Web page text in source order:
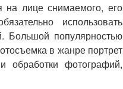
на лице снимаемого, его
использовать
Большой популярностью
в жанре портрет
обработки фотографий,